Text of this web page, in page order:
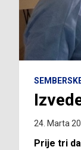
24. Marta
Prije tri